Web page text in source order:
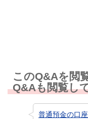
このQ&Aを閲
Q&Aも閲覧し
普通預金の口